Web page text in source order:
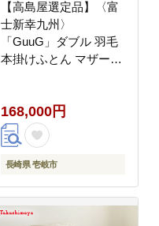
【高島屋選定品】〈富
士新幸九州〉
「GuuG」ダブル 羽毛
本掛けふとん マザーホ
羽毛布団 本掛け
[JFJ036] 200000
200000円 20万円
168,000円
長崎県 壱岐市